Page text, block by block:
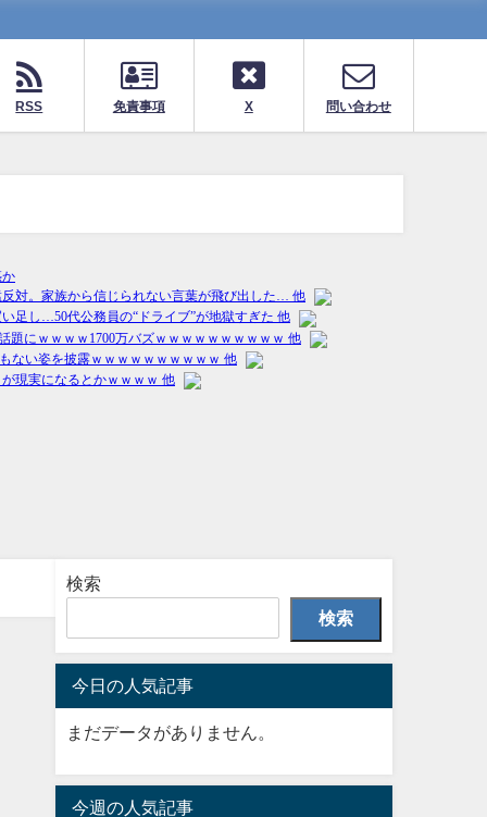
RSS 免責事項 X 問い合わせ
検索
検索
今日の人気記事
まだデータがありません。
今週の人気記事